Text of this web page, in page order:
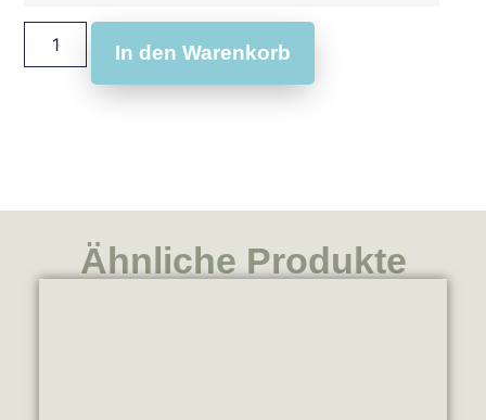
In den Warenkorb
Ähnliche Produkte